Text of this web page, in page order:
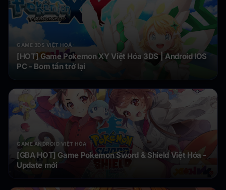
GAME 3DS VIỆT HOÁ
[HOT] Game Pokemon XY Việt Hóa 3DS | Android IOS
PC - Bom tấn trở lại
GAME ANDROID VIỆT HÓA
[GBA HOT] Game Pokemon Sword & Shield Việt Hóa -
Update mới